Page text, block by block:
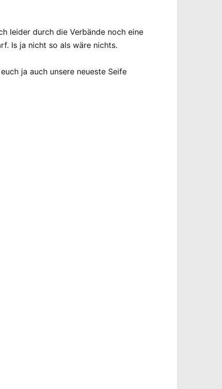
leider durch die Verbände noch eine
Is ja nicht so als wäre nichts.
ja auch unsere neueste Seife